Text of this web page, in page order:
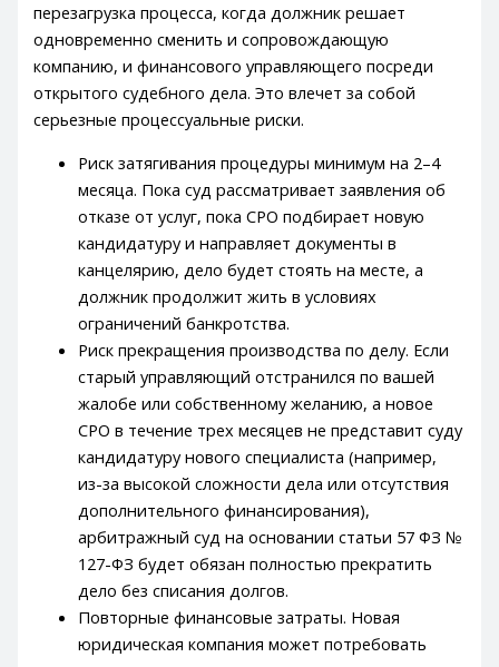
перезагрузка процесса, когда должник решает
одновременно сменить и сопровождающую
компанию, и финансового управляющего посреди
открытого судебного дела. Это влечет за собой
серьезные процессуальные риски.
Риск затягивания процедуры минимум на 2–4
месяца. Пока суд рассматривает заявления об
отказе от услуг, пока СРО подбирает новую
кандидатуру и направляет документы в
канцелярию, дело будет стоять на месте, а
должник продолжит жить в условиях
ограничений банкротства.
Риск прекращения производства по делу. Если
старый управляющий отстранился по вашей
жалобе или собственному желанию, а новое
СРО в течение трех месяцев не представит суду
кандидатуру нового специалиста (например,
из-за высокой сложности дела или отсутствия
дополнительного финансирования),
арбитражный суд на основании статьи 57 ФЗ №
127-ФЗ будет обязан полностью прекратить
дело без списания долгов.
Повторные финансовые затраты. Новая
юридическая компания может потребовать